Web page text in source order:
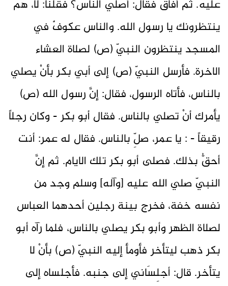
عليه. ثم أفاق فقال: أصلي الناس؟ فقلنا: لا، هم
ينتظرونك يا رسول الله. والناس عكوفٌ في
المسجد ينتظرون النبيّ (ص) لصلاة العشاء
الاخرة. فأرسل النبيّ (ص) إلى أبي بكر بأنْ يصلي
بالناس، فأتاه الرسول، فقال: إنَّ رسول الله (ص)
يأمرك أنْ تصلي بالناس. فقال أبو بكر - وكان رجلاً
رقيقاً - : يا عمر، صلِّ بالناس. فقال له عمر: أنت
أحقُّ بذلك. فصلى أبو بكر تلك الايام. ثم إنَّ
النبيّ صلي الله عليه [وآله] وسلم وجد من
نفسه خفة، فخرج بينة رجلين أحدهما العباس
لصلاة الظهر وأبو بكر يصلي بالناس، فلما رآه أبو
بكر ذهب ليتأخر فأومأ إليه النبيّ (ص) بأنْ لا
يتأخر. قال: أجلِسَاني إلى جنبه. فأجلساه إلى